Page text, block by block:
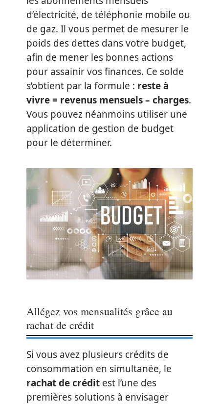
d’électricité, de téléphonie mobile ou
de gaz. Il vous permet de mesurer le
poids des dettes dans votre budget,
afin de mener les bonnes actions
pour assainir vos finances. Ce solde
s’obtient par la formule : reste à
vivre = revenus mensuels – charges.
Vous pouvez néanmoins utiliser une
application de gestion de budget
pour le déterminer.
Allégez vos mensualités grâce au
rachat de crédit
Si vous avez plusieurs crédits de
consommation en simultanée, le
rachat de crédit est l’une des
premières solutions à envisager